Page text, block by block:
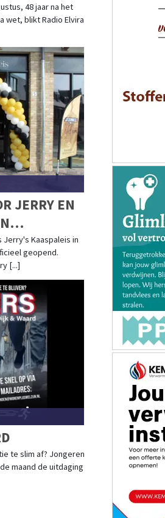
48 jaar na het
wet, blikt Radio Elvira
JERRY EN
Jerry's Kaaspaleis in
geopend.
[...]
te slim af? Jongeren
maand de uitdaging